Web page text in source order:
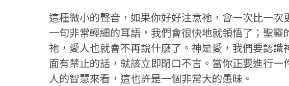
這種微小的聲音，如果你好好注意祂，會一次比一
一句非常輕細的耳語，我們會很快地就領悟了；聖
祂，愛人也就會不再說什麼了。神是愛，我們要認
面有禁止的話，就該立即閉口不言。當你正要進行
人的智慧來看，這也許是一個非常大的愚昧。